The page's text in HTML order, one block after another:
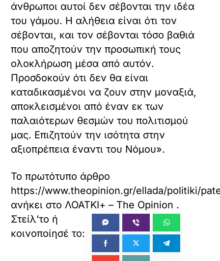
άνθρωποι αυτοί δεν σέβονται την ιδέα
του γάμου. Η αλήθεια είναι ότι τον
σέβονται, και τον σέβονται τόσο βαθιά
που αποζητούν την προσωπική τους
ολοκλήρωση μέσα από αυτόν.
Προσδοκούν ότι δεν θα είναι
καταδικασμένοι να ζουν στην μοναξιά,
αποκλεισμένοι από έναν εκ των
παλαιότερων θεσμών του πολιτισμού
μας. Επιζητούν την ισότητα στην
αξιοπρέπεια έναντι του Νόμου».
Το πρωτότυπο άρθρο
https://www.theopinion.gr/ellada/politiki/
ανήκει στοΛΟΑΤΚΙ+ – The Opinion .